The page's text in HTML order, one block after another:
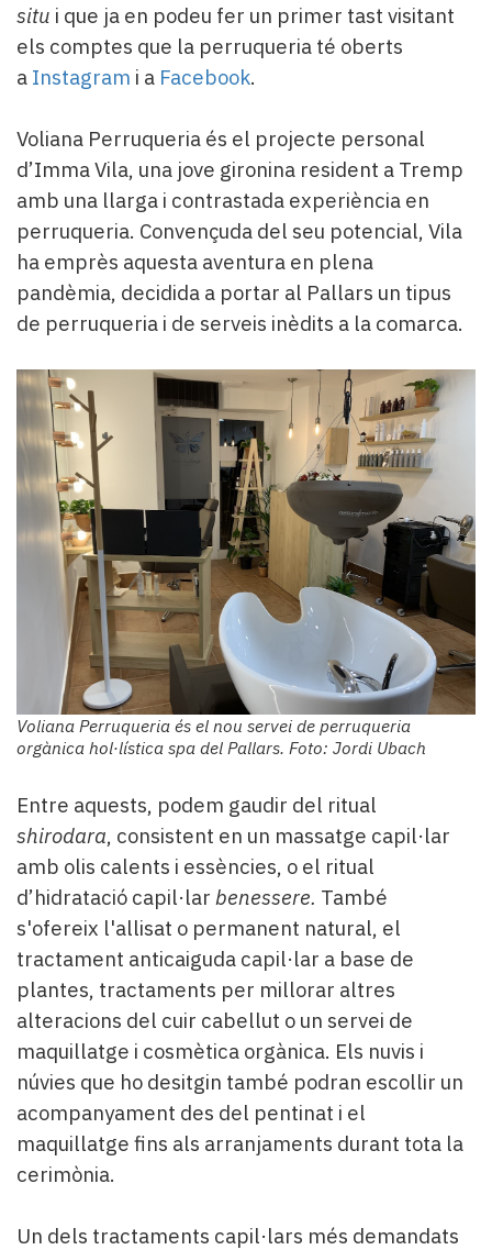
situ i que ja en podeu fer un primer tast visitant
els comptes que la perruqueria té oberts
a Instagram i a Facebook.
Voliana Perruqueria és el projecte personal
d’Imma Vila, una jove gironina resident a Tremp
amb una llarga i contrastada experiència en
perruqueria. Convençuda del seu potencial, Vila
ha emprès aquesta aventura en plena
pandèmia, decidida a portar al Pallars un tipus
de perruqueria i de serveis inèdits a la comarca.
Voliana Perruqueria és el nou servei de perruqueria
orgànica hol·lística spa del Pallars. Foto: Jordi Ubach
Entre aquests, podem gaudir del ritual
shirodara, consistent en un massatge capil·lar
amb olis calents i essències, o el ritual
d’hidratació capil·lar benessere. També
s'ofereix l'allisat o permanent natural, el
tractament anticaiguda capil·lar a base de
plantes, tractaments per millorar altres
alteracions del cuir cabellut o un servei de
maquillatge i cosmètica orgànica. Els nuvis i
núvies que ho desitgin també podran escollir un
acompanyament des del pentinat i el
maquillatge fins als arranjaments durant tota la
cerimònia.
Un dels tractaments capil·lars més demandats